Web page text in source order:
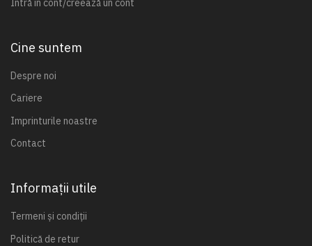
Cine suntem
Despre noi
Cariere
Imprinturile noastre
Contact
Informații utile
Termeni și condiții
Politică de retur